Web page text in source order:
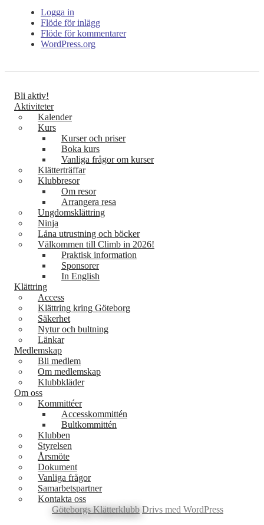
Logga in
Flöde för inlägg
Flöde för kommentarer
WordPress.org
Bli aktiv!
Aktiviteter
Kalender
Kurs
Kurser och priser
Boka kurs
Vanliga frågor om kurser
Klätterträffar
Klubbresor
Om resor
Arrangera resa
Ungdomsklättring
Ninja
Låna utrustning och böcker
Välkommen till Climb in 2026!
Praktisk information
Sponsorer
In English
Klättring
Access
Klättring kring Göteborg
Säkerhet
Nytur och bultning
Länkar
Medlemskap
Bli medlem
Om medlemskap
Klubbkläder
Om oss
Kommittéer
Accesskommittén
Bultkommittén
Klubben
Styrelsen
Årsmöte
Dokument
Vanliga frågor
Samarbetspartner
Kontakta oss
Göteborgs Klätterklubb Drivs med WordPress